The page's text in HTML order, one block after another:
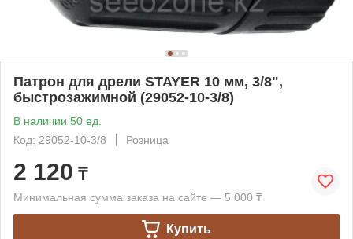
Патрон для дрели STAYER 10 мм, 3/8",
быстрозажимной (29052-10-3/8)
В наличии 50 ед.
Код: 29052-10-3/8
Розница
2 120 ₸
Минимальная сумма заказа на сайте — 5 000 ₸
Купить